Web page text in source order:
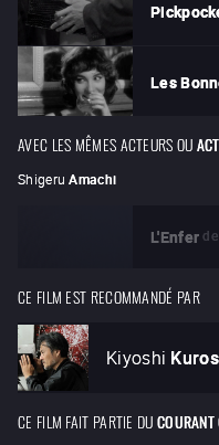
Les
AVEC LES MÊMES ACTEURS OU
Shigeru Amachi
L'Enfer de
CE FILM EST RECOMMANDÉ PAR
Kiyoshi
CE FILM FAIT PARTIE DU